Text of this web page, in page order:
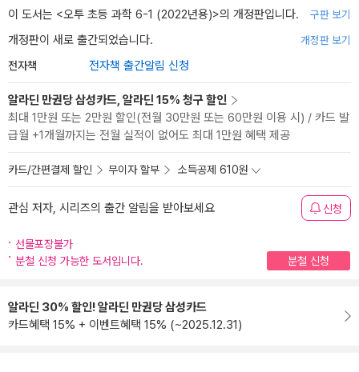
이 도서는 <오투 초등 과학 6-1 (2022년용)>의 개정판입니다. 구판 보기
개정판이 새로 출간되었습니다. 개정판 보기
전자책 전자책 출간알림 신청
알라딘 만권당 삼성카드, 알라딘 15% 청구 할인
최대 1만원 또는 2만원 할인(전월 30만원 또는 60만원 이용 시) / 카드 발
급월 +1개월까지는 전월 실적이 없어도 최대 1만원 혜택 제공
카드/간편결제 할인 무이자 할부 소득공제 610원
관심 저자, 시리즈의 출간 알림을 받아보세요 신청
선물포장불가
분철 신청 가능한 도서입니다.
분철 신청
알라딘 30% 할인! 알라딘 만권당 삼성카드
카드혜택 15% + 이벤트혜택 15% (~2025.12.31)